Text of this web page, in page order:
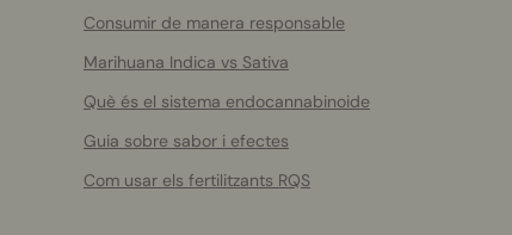
Consumir de manera responsable
Marihuana Indica vs Sativa
Què és el sistema endocannabinoide
Guia sobre sabor i efectes
Com usar els fertilitzants RQS